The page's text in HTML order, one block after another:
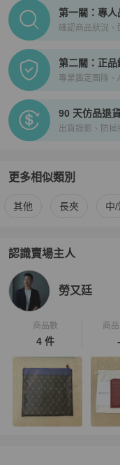
PopChill拍拍圈正品
第一關：專人
確認商品狀況、
第二關：正品
專業鑑定團隊、
90 天仿品退
出貨錄影、防
更多相似類別
更多Balenciaga女士錢
其他 長夾 中
認識賣場主人
PopChill 拍拍圈嚴選賣
勞又廷
商品數
4 件
商
-